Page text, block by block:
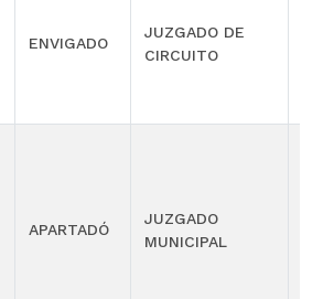
ENVIGADO
JUZGADO DE
CIRCUITO
APARTADÓ
JUZGADO
MUNICIPAL